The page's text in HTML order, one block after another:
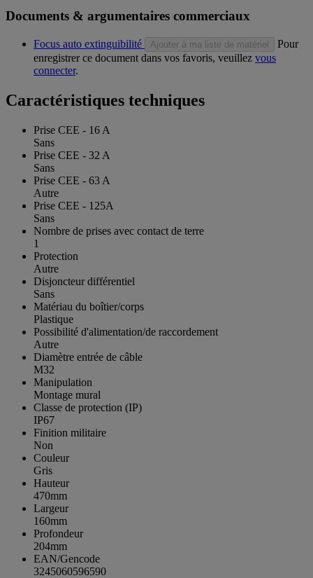
Documents & argumentaires commerciaux
Focus auto extinguibilité Ajouter à ma liste de matériel
Pour
enregistrer ce document dans vos favoris, veuillez vous
connecter.
Caractéristiques techniques
Prise CEE - 16 A
Sans
Prise CEE - 32 A
Sans
Prise CEE - 63 A
Autre
Prise CEE - 125A
Sans
Nombre de prises avec contact de terre
1
Protection
Autre
Disjoncteur différentiel
Sans
Matériau du boîtier/corps
Plastique
Possibilité d'alimentation/de raccordement
Autre
Diamètre entrée de câble
M32
Manipulation
Montage mural
Classe de protection (IP)
IP67
Finition militaire
Non
Couleur
Gris
Hauteur
470mm
Largeur
160mm
Profondeur
204mm
EAN/Gencode
3245060596590